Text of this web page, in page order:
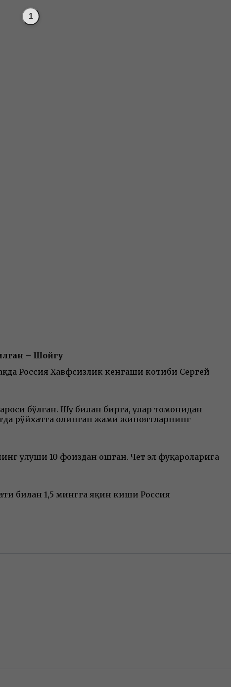
– Шойгу
Россия Хавфсизлик кенгаши котиби Сергей
бўлган. Шу билан бирга, улар томонидан
рўйхатга олинган жами жиноятларнинг
улуши 10 фоиздан ошган. Чет эл фуқароларига
билан 1,5 мингга яқин киши Россия